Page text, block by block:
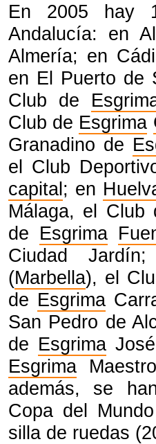
En 2005 hay
Andalucía: en
Almería; en
en El Puerto de
Club de
Club de Esgrima
Granadino de
el Club
capital; en
Málaga, el
de Esgrima
Ciudad
(Marbella), el
de Esgrima
San Pedro de
de Esgrima
Esgrima
además, se
Copa del
silla de ruedas